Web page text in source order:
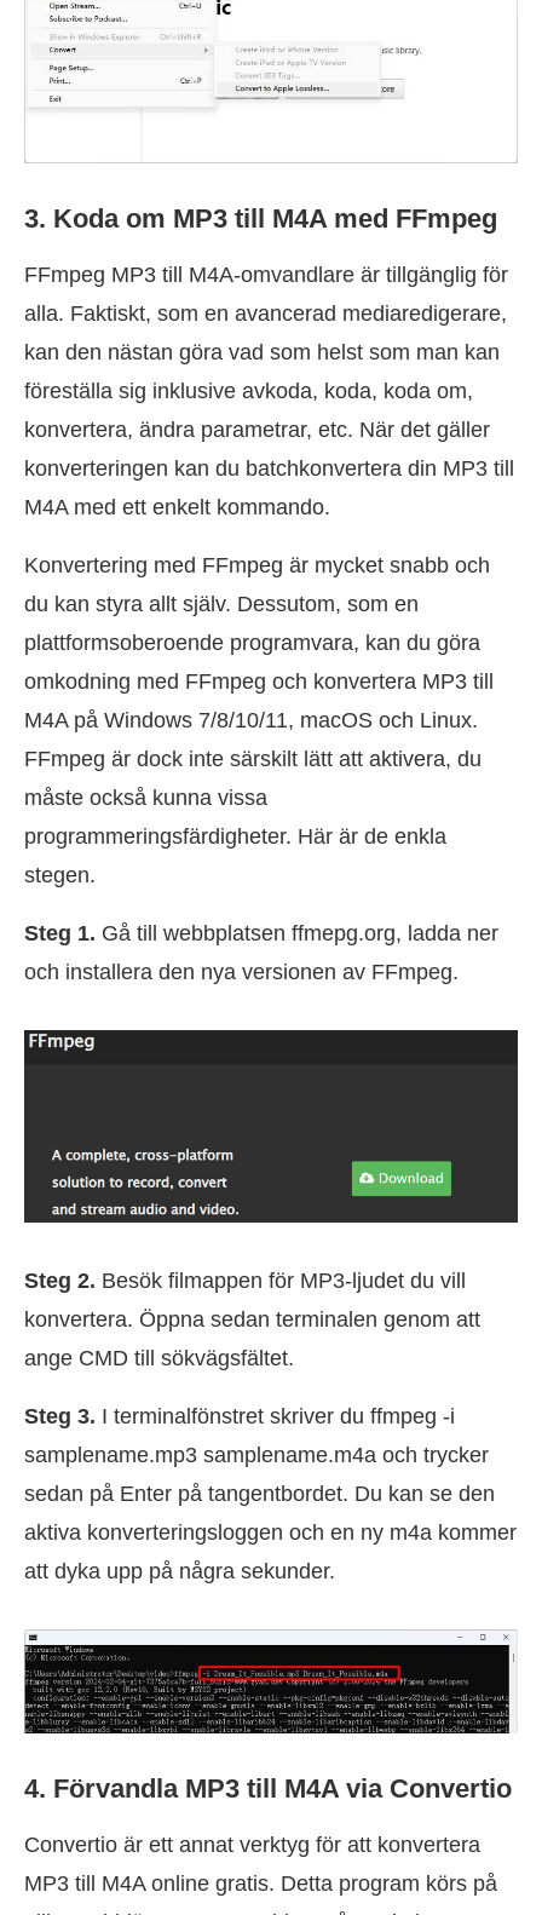
3. Koda om MP3 till M4A med FFmpeg
FFmpeg MP3 till M4A-omvandlare är tillgänglig för
alla. Faktiskt, som en avancerad mediaredigerare,
kan den nästan göra vad som helst som man kan
föreställa sig inklusive avkoda, koda, koda om,
konvertera, ändra parametrar, etc. När det gäller
konverteringen kan du batchkonvertera din MP3 till
M4A med ett enkelt kommando.
Konvertering med FFmpeg är mycket snabb och
du kan styra allt själv. Dessutom, som en
plattformsoberoende programvara, kan du göra
omkodning med FFmpeg och konvertera MP3 till
M4A på Windows 7/8/10/11, macOS och Linux.
FFmpeg är dock inte särskilt lätt att aktivera, du
måste också kunna vissa
programmeringsfärdigheter. Här är de enkla
stegen.
Steg 1. Gå till webbplatsen ffmepg.org, ladda ner
och installera den nya versionen av FFmpeg.
Steg 2. Besök filmappen för MP3-ljudet du vill
konvertera. Öppna sedan terminalen genom att
ange CMD till sökvägsfältet.
Steg 3. I terminalfönstret skriver du ffmpeg -i
samplename.mp3 samplename.m4a och trycker
sedan på Enter på tangentbordet. Du kan se den
aktiva konverteringsloggen och en ny m4a kommer
att dyka upp på några sekunder.
4. Förvandla MP3 till M4A via Convertio
Convertio är ett annat verktyg för att konvertera
MP3 till M4A online gratis. Detta program körs på